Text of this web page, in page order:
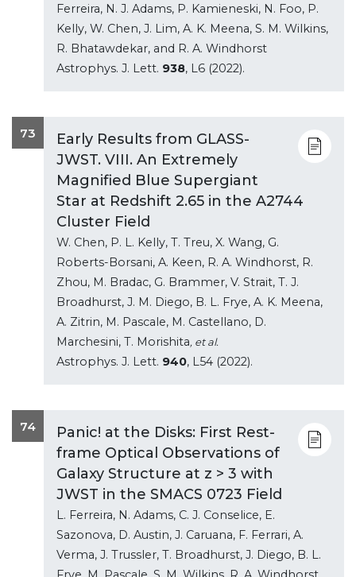
Ferreira, N. J. Adams, P. Kamieneski, N. Foo, P.
Kelly, W. Chen, J. Lim, A. K. Meena, S. M. Wilkins,
R. Bhatawdekar, and R. A. Windhorst
Astrophys. J. Lett. 938, L6 (2022).
73
Early Results from GLASS-
JWST. VIII. An Extremely
Magnified Blue Supergiant
Star at Redshift 2.65 in the A2744
Cluster Field
W. Chen, P. L. Kelly, T. Treu, X. Wang, G.
Roberts-Borsani, A. Keen, R. A. Windhorst, R.
Zhou, M. Bradac, G. Brammer, V. Strait, T. J.
Broadhurst, J. M. Diego, B. L. Frye, A. K. Meena,
A. Zitrin, M. Pascale, M. Castellano, D.
Marchesini, T. Morishita, et al.
Astrophys. J. Lett. 940, L54 (2022).
74
Panic! at the Disks: First Rest-
frame Optical Observations of
Galaxy Structure at z > 3 with
JWST in the SMACS 0723 Field
L. Ferreira, N. Adams, C. J. Conselice, E.
Sazonova, D. Austin, J. Caruana, F. Ferrari, A.
Verma, J. Trussler, T. Broadhurst, J. Diego, B. L.